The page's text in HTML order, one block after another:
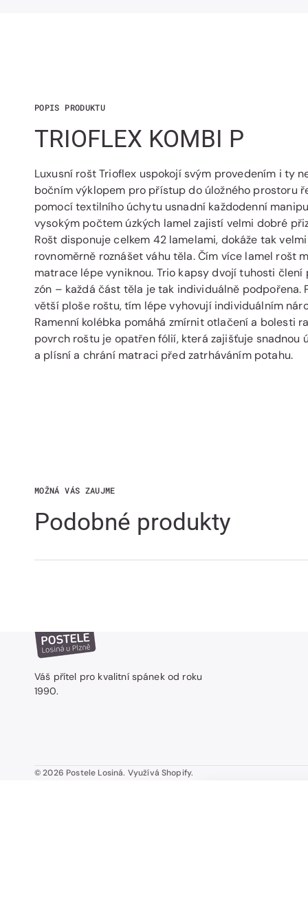
POPIS PRODUKTU
TRIOFLEX KOMBI P
Luxusní rošt Trioflex uspokojí svým provedením i ty
bočním výklopem pro přístup do úložného prostoru
pomocí textilního úchytu usnadní každodenní
vysokým počtem úzkých lamel zajistí velmi dobré
Rošt disponuje celkem 42 lamelami, dokáže tak
rovnoměrně roznášet váhu těla. Čím více lamel rošt
matrace lépe vyniknou. Trio kapsy dvojí tuhosti
zón – každá část těla je tak individuálně podpořena.
větší ploše roštu, tím lépe vyhovují individuálním
Ramenní kolébka pomáhá zmírnit otlačení a bolesti
povrch roštu je opatřen fólií, která zajišťuje snadnou
a plísní a chrání matraci před zatrháváním potahu.
MOŽNÁ VÁS ZAUJME
Podobné produkty
Váš přítel pro kvalitní spánek od roku
1990.
© 2026 Postele Losiná. Využívá Shopify.